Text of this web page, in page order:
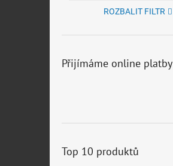
ROZBALIT FILTR
Přijímáme online platby
Top 10 produktů